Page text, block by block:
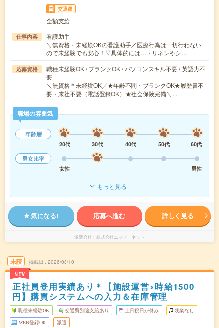
交通費
全額支給
仕事内容
看護助手
＼無資格・未経験OKの看護助手／医療行為は一切行わない
ので未経験でも安心！▽具体的には…・リネンやシ…
応募資格
職種未経験OK / ブランクOK / パソコンスキル不要 / 英語力不
要
＼無資格＊未経験OK／★年齢不問・ブランクOK★履歴書不
要・来社不要（電話登録OK）★社会保険完備＼…
職場の雰囲気
年齢層
20代
30代 40代 50代
60代
男女比率
女性
男性
もっと見る
気になる! 応募へ進む 詳しく見る
派遣会社 株式会社ニッソーネット
未読
NEW
掲載日 2026/08/10
正社員登用実績あり＊【施設運営×時給1500
円】購買システムへの入力＆在庫管理
職種未経験OK 交通費別途支給あり 土日祝日が休み 残業なし
WEB登録OK 派遣